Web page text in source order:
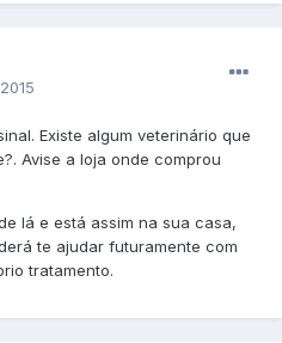
Existe algum veterinário que
Avise a loja onde comprou
lá e está assim na sua casa,
te ajudar futuramente com
tratamento.